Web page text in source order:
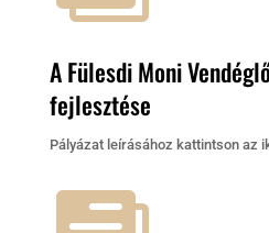
A Fülesdi Moni
fejlesztése
Pályázat leírásához kattintson az